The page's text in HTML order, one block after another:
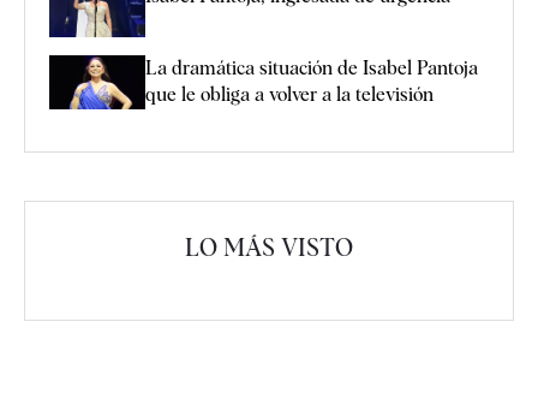
La dramática situación de Isabel Pantoja
que le obliga a volver a la televisión
LO MÁS VISTO